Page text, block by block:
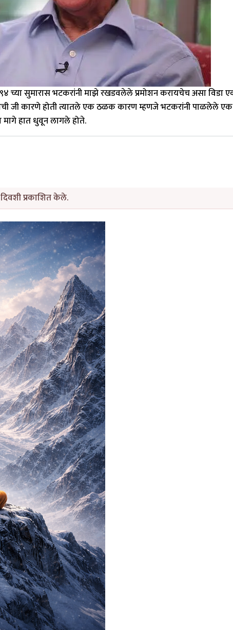
च्या सुमारास भटकरांनी माझे रखडवलेले प्रमोशन करायचेच असा विडा
जी कारणे होती त्यातले एक ठळक कारण म्हणजे भटकरांनी पाळलेले
मागे हात धुवून लागले होते.
प्रकाशित केले.